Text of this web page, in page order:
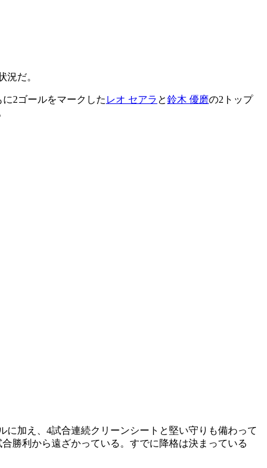
況だ。
2ゴールをマークした レオ セアラ と鈴木 優磨の2トップ
加え、4試合連続クリーンシートと堅い守りも備わって
勝利から遠ざかっている。すでに降格は決まっている